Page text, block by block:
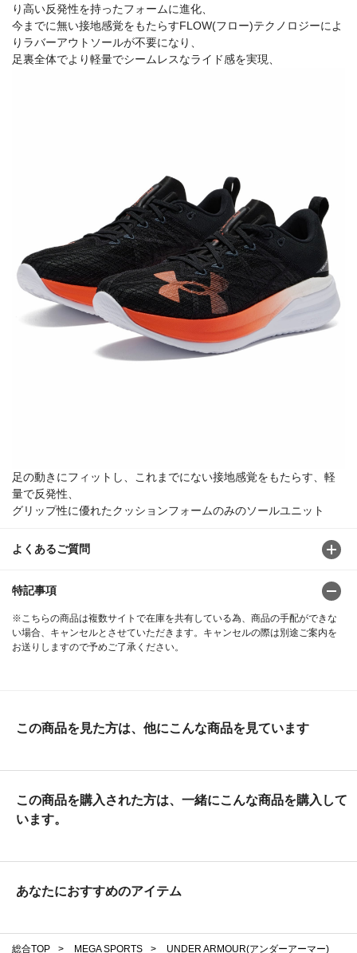
り高い反発性を持ったフォームに進化、
今までに無い接地感覚をもたらすFLOW(フロー)テクノロジーによ
りラバーアウトソールが不要になり、
足裏全体でより軽量でシームレスなライド感を実現、
足の動きにフィットし、これまでにない接地感覚をもたらす、軽
量で反発性、
グリップ性に優れたクッションフォームのみのソールユニット
よくあるご質問
特記事項
※こちらの商品は複数サイトで在庫を共有している為、商品の手配ができな
い場合、キャンセルとさせていただきます。キャンセルの際は別途ご案内を
お送りしますので予めご了承ください。
この商品を見た方は、他にこんな商品を見ています
この商品を購入された方は、一緒にこんな商品を購入して
います。
あなたにおすすめのアイテム
総合TOP > MEGA SPORTS >
UNDER ARMOUR(アンダーアーマー)